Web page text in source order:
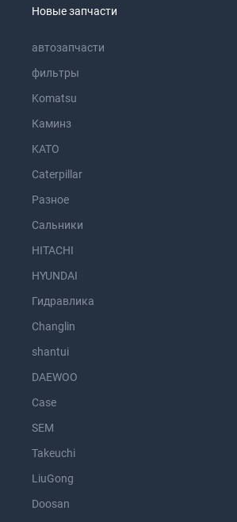
Новые запчасти
автозапчасти
фильтры
Komatsu
Каминз
KATO
Caterpillar
Разное
Сальники
HITACHI
HYUNDAI
Гидравлика
Changlin
shantui
DAEWOO
Case
SEM
Takeuchi
LiuGong
Doosan